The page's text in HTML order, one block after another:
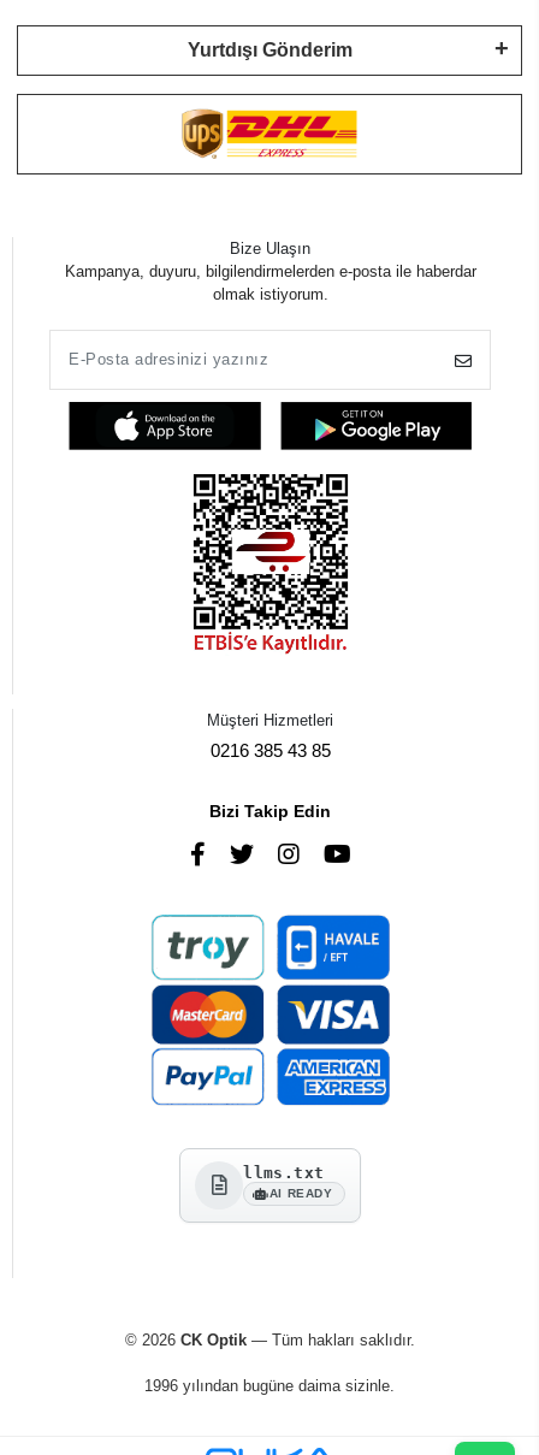
Yurtdışı Gönderim
Bize Ulaşın
Kampanya, duyuru, bilgilendirmelerden e-posta ile haberdar
olmak istiyorum.
Müşteri Hizmetleri
0216 385 43 85
Bizi Takip Edin
llms.txt
AI READY
© 2026 CK Optik— Tüm hakları saklıdır.
1996 yılından bugüne daima sizinle.